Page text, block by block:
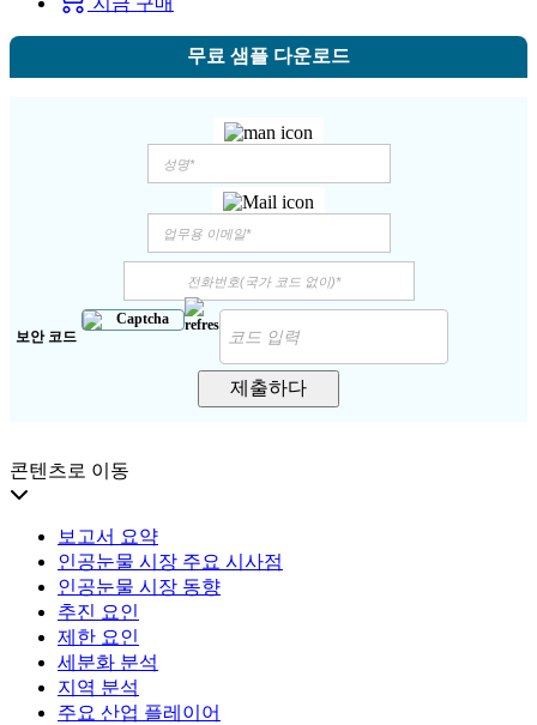
무료 샘플 다운로드
보안 코드
제출하다
콘텐츠로 이동
보고서 요약
인공눈물 시장 주요 시사점
인공눈물 시장 동향
추진 요인
제한 요인
세분화 분석
지역 분석
주요 산업 플레이어